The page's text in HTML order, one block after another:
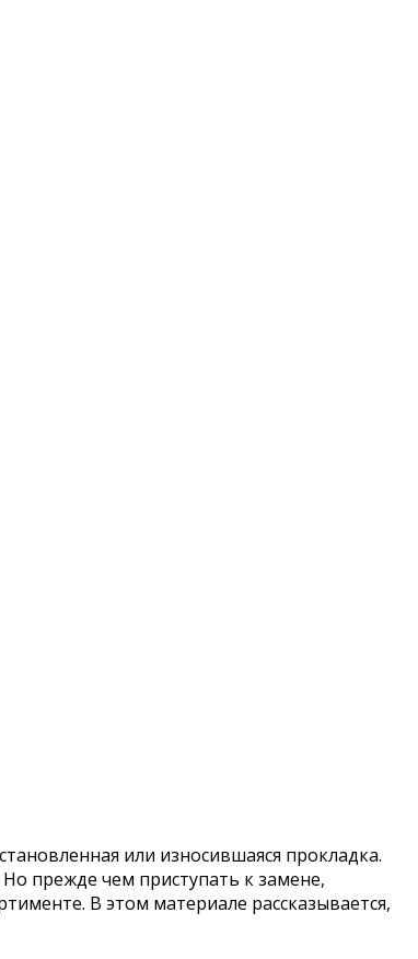
или износившаяся прокладка.
прежде чем приступать к замене,
В этом материале рассказывается,